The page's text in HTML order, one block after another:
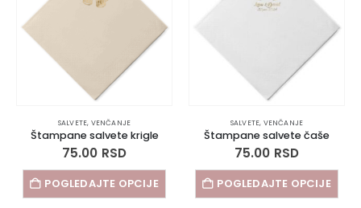
SALVETE, VENČANJE
Štampane salvete krigle
75.00 RSD
POGLEDAJTE OPCIJE
SALVETE, VENČANJE
Štampane salvete čaše
75.00 RSD
POGLEDAJTE OPCIJE